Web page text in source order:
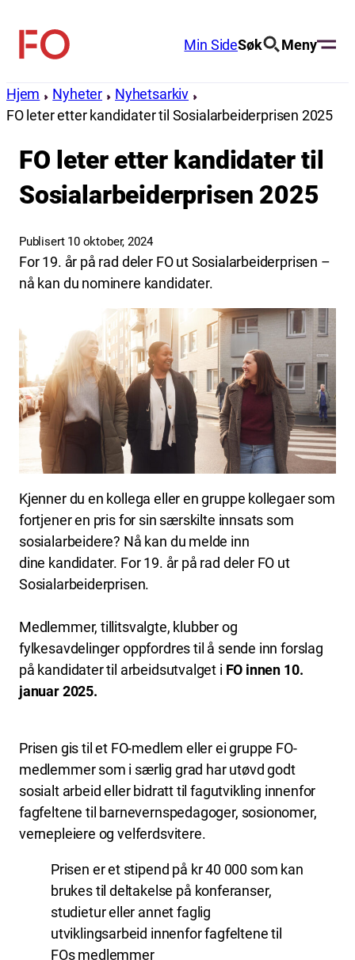
innhold
FO
Min SideSøk Meny
Hjem Nyheter
Nyhetsarkiv
FO leter etter kandidater til Sosialarbeiderprisen 2025
FO leter etter kandidater til
Sosialarbeiderprisen 2025
Publisert 10 oktober, 2024
For 19. år på rad deler FO ut Sosialarbeiderprisen –
nå kan du nominere kandidater.
Kjenner du en kollega eller en gruppe kollegaer som
fortjener en pris for sin særskilte innsats som
sosialarbeidere? Nå kan du melde inn
dine kandidater. For 19. år på rad deler FO ut
Sosialarbeiderprisen.
Medlemmer, tillitsvalgte, klubber og
fylkesavdelinger oppfordres til å sende inn forslag
på kandidater til arbeidsutvalget i FO innen 10.
januar 2025.
Prisen gis til et FO-medlem eller ei gruppe FO-
medlemmer som i særlig grad har utøvd godt
sosialt arbeid eller bidratt til fagutvikling innenfor
fagfeltene til barnevernspedagoger, sosionomer,
vernepleiere og velferdsvitere.
Prisen er et stipend på kr 40 000 som kan
brukes til deltakelse på konferanser,
studietur eller annet faglig
utviklingsarbeid innenfor fagfeltene til
FOs medlemmer